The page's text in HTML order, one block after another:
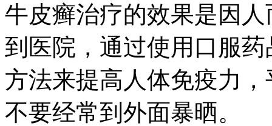
牛皮癣治疗的效果是因
到医院，通过使用口服
方法来提高人体免疫力
不要经常到外面暴晒。